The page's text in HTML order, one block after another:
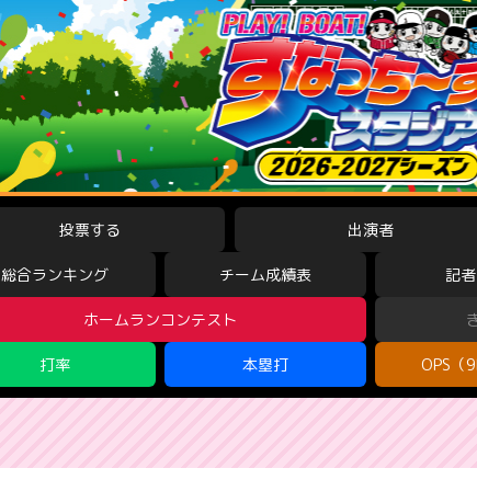
投票する 出演者
総合ランキング チーム成績表 記
ホームランコンテスト
打率 本塁打 OPS（